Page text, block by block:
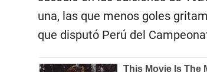
una, las que menos goles
que disputó Perú del